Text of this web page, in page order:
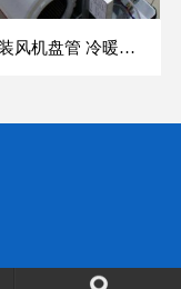
卧式暗装风机盘管 冷暖两用盘管系列 明装风盘空调器